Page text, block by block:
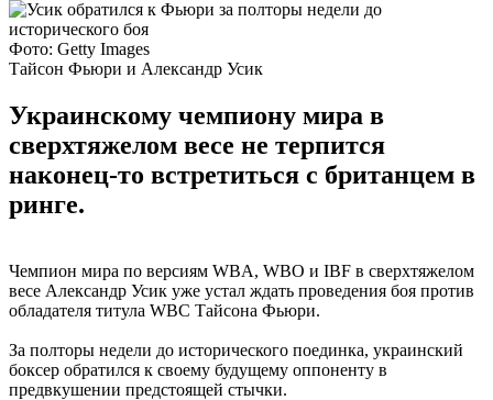
Фото: Getty Images
Тайсон Фьюри и Александр Усик
Украинскому чемпиону мира в
сверхтяжелом весе не терпится
наконец-то встретиться с британцем в
ринге.
Чемпион мира по версиям WBA, WBO и IBF в сверхтяжелом
весе Александр Усик уже устал ждать проведения боя против
обладателя титула WBC Тайсона Фьюри.
За полторы недели до исторического поединка, украинский
боксер обратился к своему будущему оппоненту в
предвкушении предстоящей стычки.